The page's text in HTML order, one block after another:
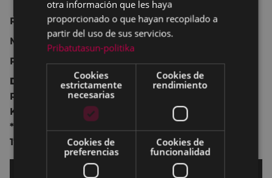
Reino Unido 2023 115 min.
Musical, comedia.
Para todos los públicos.
Dirección:Paul King.
Reparto: Timothée Chalamet, Calah Lane,
Keegan-Michael Key, Olivia Colman, Hugh Grant.
*Película promocionada en las sesiones de las
17:00 horas. Descuento de 1,5 € en las entradas.
otra información que les haya
proporcionado o que hayan recopilado a
partir del uso de sus servicios.
Pribatutasun-politika
Cookies
estrictamente
necesarias
Cookies de
rendimiento
Cookies de
preferencias
Cookies de
funcionalidad